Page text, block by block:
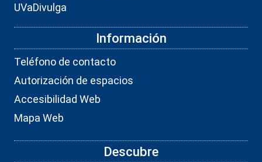
UVaDivulga
Información
Teléfono de contacto
Autorización de espacios
Accesibilidad Web
Mapa Web
Descubre